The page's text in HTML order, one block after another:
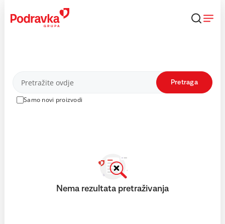
content
Proizvodi
Samo novi proizvodi
Pretraga
Nema rezultata pretraživanja